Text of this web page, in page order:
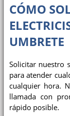
CÓMO
UMBRETE
Solicitar nuestro
para atender
cualquier hora.
llamada con
rápido posible.